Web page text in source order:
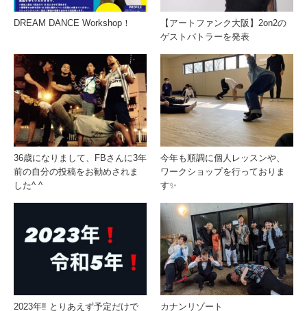
DREAM DANCE Workshop！
【アートファンク大阪】2on2の
ゲストバトラーを発表
36歳になりまして、FBさんに3年
前の自分の投稿をお勧めされま
した^ ^
今年も順調に個人レッスンや、
ワークショップを行っておりま
す✨
2023年‼️ とりあえず予定だけで カナンリゾート